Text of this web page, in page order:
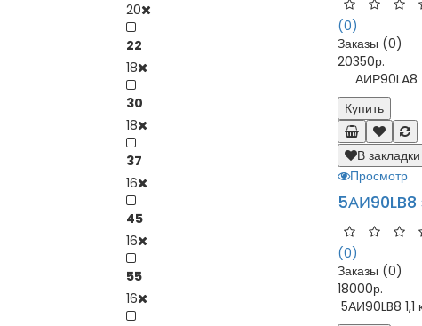
20
22
18
30
18
37
16
45
16
55
16
(0)
Заказы (0)
20350р.
АИР90LA8 -
Купить
В закладки
Просмотр
5АИ90LB8
(0)
Заказы (0)
18000р.
5АИ90LB8